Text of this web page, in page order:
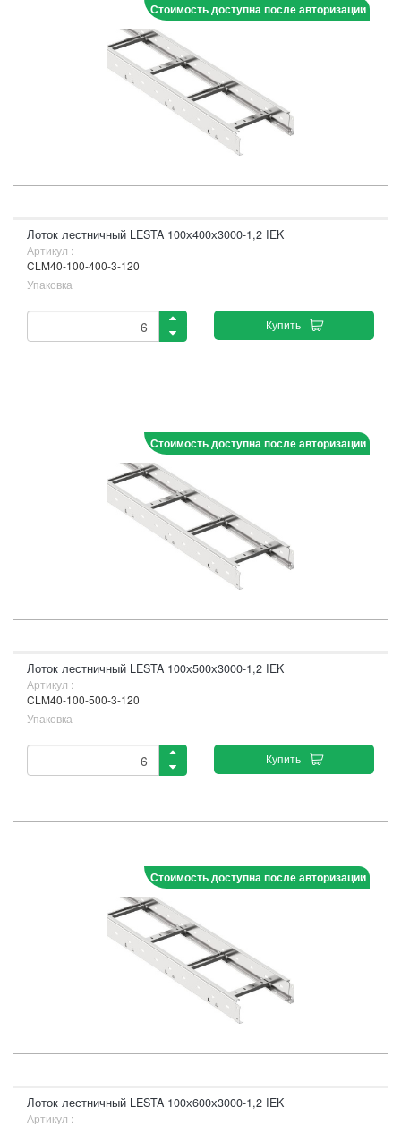
Стоимость доступна после авторизации
Лоток лестничный LESTA 100х400х3000-1,2 IEK
Артикул :
CLM40-100-400-3-120
Упаковка
Купить
Стоимость доступна после авторизации
Лоток лестничный LESTA 100х500х3000-1,2 IEK
Артикул :
CLM40-100-500-3-120
Упаковка
Купить
Стоимость доступна после авторизации
Лоток лестничный LESTA 100х600х3000-1,2 IEK
Артикул :